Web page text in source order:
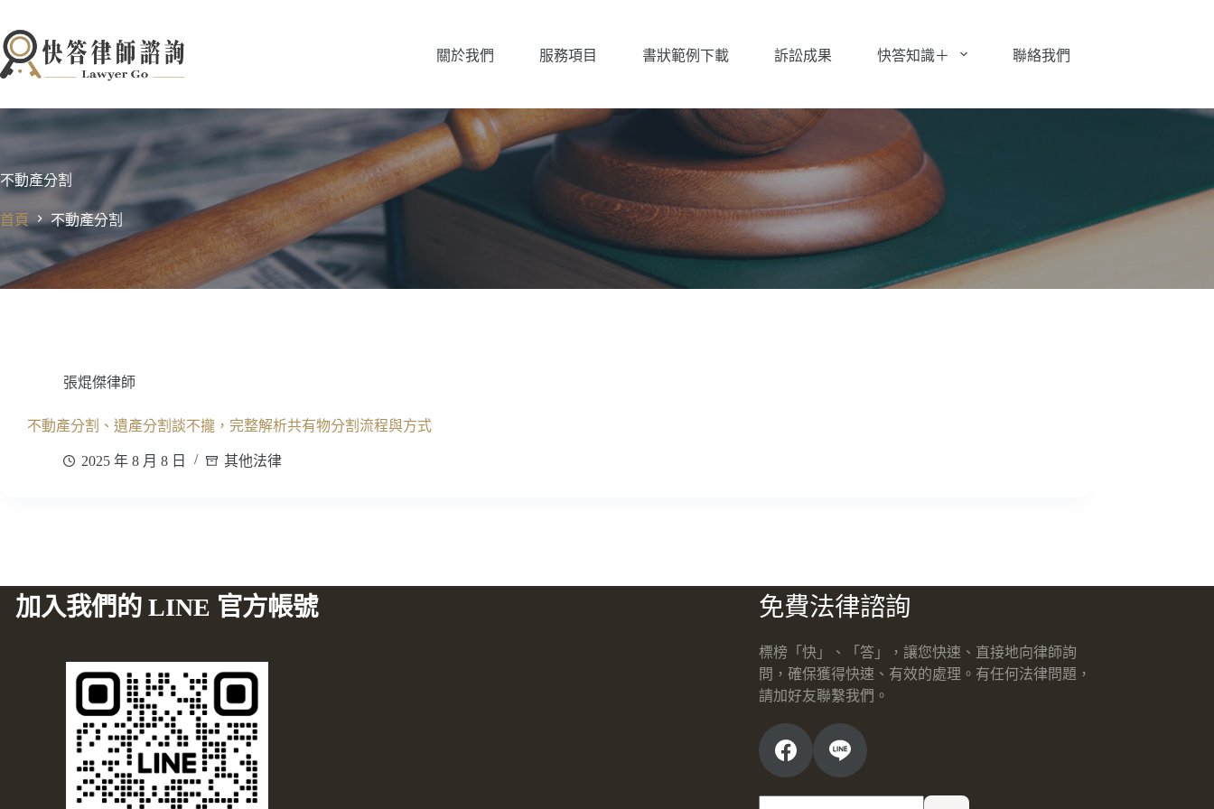
至
主
要
關於我們 服務項目 書狀範例下載 訴訟成果 快答知識＋ 聯絡我們
不動產分割
首頁 不動產分割
張焜傑律師
不動產分割、遺產分割談不攏，完整解析共有物分割流程與方式
2025 年 8 月 8 日 其他法律
加入我們的 LINE 官方帳號 免費法律諮詢
標榜「快」、「答」，讓您快速、直接地向律師詢
問，確保獲得快速、有效的處理。有任何法律問題，
請加好友聯繫我們。